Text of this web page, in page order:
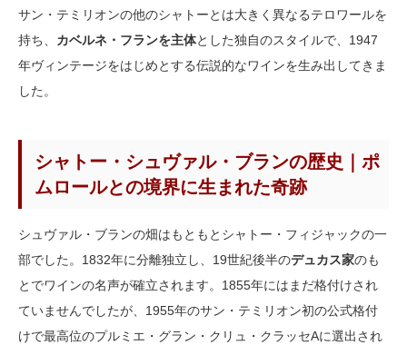
サン・テミリオンの他のシャトーとは大きく異なるテロワールを
持ち、 カベルネ・フランを主体とした独自のスタイルで、1947
年ヴィンテージをはじめとする伝説的なワインを生み出してきま
した。
シャトー・シュヴァル・ブランの歴史｜ポ
ムロールとの境界に生まれた奇跡
シュヴァル・ブランの畑はもともとシャトー・フィジャックの一
部でした。1832年に分離独立し、19世紀後半のデュカス家のも
とでワインの名声が確立されます。1855年にはまだ格付けされ
ていませんでしたが、1955年のサン・テミリオン初の公式格付
けで最高位のプルミエ・グラン・クリュ・クラッセAに選出され